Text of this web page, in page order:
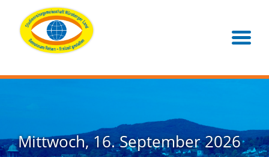
Mittwoch, 16. September 2026